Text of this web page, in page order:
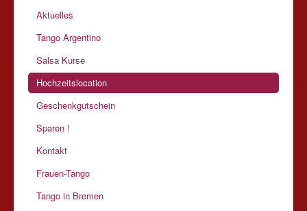
Aktuelles
Tango Argentino
Salsa Kurse
Hochzeitslocation
Geschenkgutschein
Sparen !
Kontakt
Frauen-Tango
Tango in Bremen